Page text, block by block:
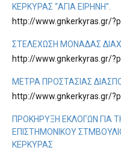
ΚΈΡΚΥΡΑΣ “ΑΓΙΑ ΕΙΡΗΝΗ”.
http://www.gnkerkyras.gr/
ΣΤΕΛΈΧΩΣΗ ΜΟΝΆΔΑΣ
http://www.gnkerkyras.gr/
ΜΕΤΡΑ ΠΡΟΣΤΑΣΙΑΣ
http://www.gnkerkyras.gr/
ΠΡΟΚΉΡΥΞΗ ΕΚΛΟΓΏΝ ΓΙΑ
ΕΠΙΣΤΗΜΟΝΙΚΟΎ
ΚΈΡΚΥΡΑΣ